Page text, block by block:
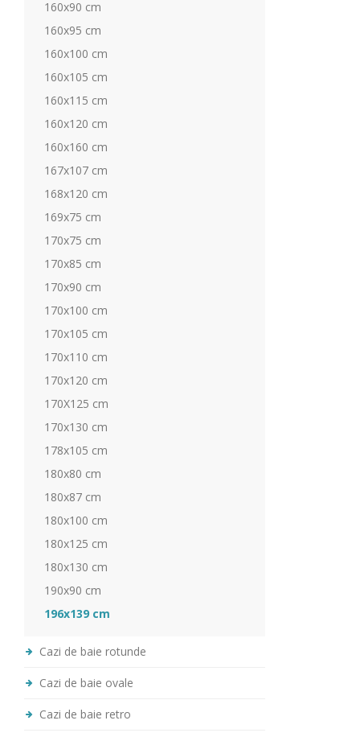
160x90 cm
160x95 cm
160x100 cm
160x105 cm
160x115 cm
160x120 cm
160x160 cm
167x107 cm
168x120 cm
169x75 cm
170x75 cm
170x85 cm
170x90 cm
170x100 cm
170x105 cm
170x110 cm
170x120 cm
170X125 cm
170x130 cm
178x105 cm
180x80 cm
180x87 cm
180x100 cm
180x125 cm
180x130 cm
190x90 cm
196x139 cm
Cazi de baie rotunde
Cazi de baie ovale
Cazi de baie retro